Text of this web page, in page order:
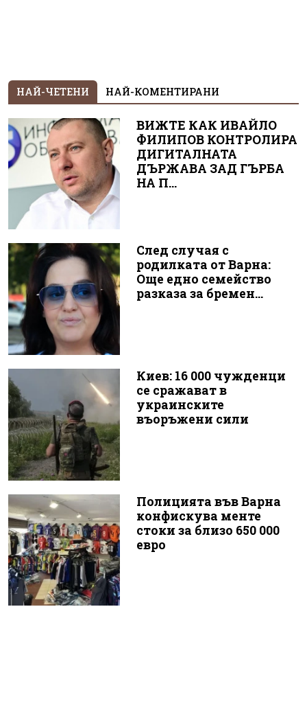
НАЙ-ЧЕТЕНИ НАЙ-КОМЕНТИРАНИ
ВИЖТЕ КАК ИВАЙЛО
ФИЛИПОВ КОНТРОЛИРА
ДИГИТАЛНАТА
ДЪРЖАВА ЗАД ГЪРБА
НА П...
След случая с
родилката от Варна:
Още едно семейство
разказа за бремен...
Киев: 16 000 чужденци
се сражават в
украинските
въоръжени сили
Полицията във Варна
конфискува менте
стоки за близо 650 000
евро